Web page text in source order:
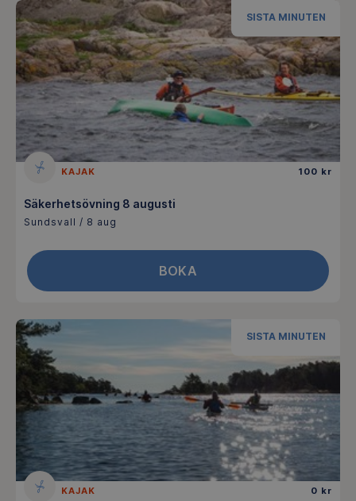
SISTA MINUTEN
KAJAK 100 kr
Säkerhetsövning 8 augusti
Sundsvall / 8 aug
BOKA
SISTA MINUTEN
KAJAK 0 kr